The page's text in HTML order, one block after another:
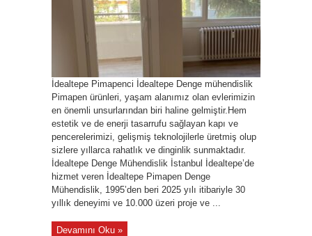
İdealtepe Pimapenci İdealtepe Denge mühendislik
Pimapen ürünleri, yaşam alanımız olan evlerimizin
en önemli unsurlarından biri haline gelmiştir.Hem
estetik ve de enerji tasarrufu sağlayan kapı ve
pencerelerimizi, gelişmiş teknolojilerle üretmiş olup
sizlere yıllarca rahatlık ve dinginlik sunmaktadır.
İdealtepe Denge Mühendislik İstanbul İdealtepe’de
hizmet veren İdealtepe Pimapen Denge
Mühendislik, 1995’den beri 2025 yılı itibariyle 30
yıllık deneyimi ve 10.000 üzeri proje ve ...
Devamını Oku »